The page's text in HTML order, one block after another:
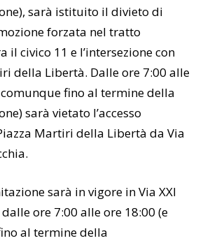
sarà istituito il divieto di
forzata nel tratto
il civico 11 e l’intersezione con
della Libertà. Dalle ore 7:00 alle
comunque fino al termine della
sarà vietato l’accesso
Martiri della Libertà da Via
sarà in vigore in Via XXI
ore 7:00 alle ore 18:00 (e
al termine della